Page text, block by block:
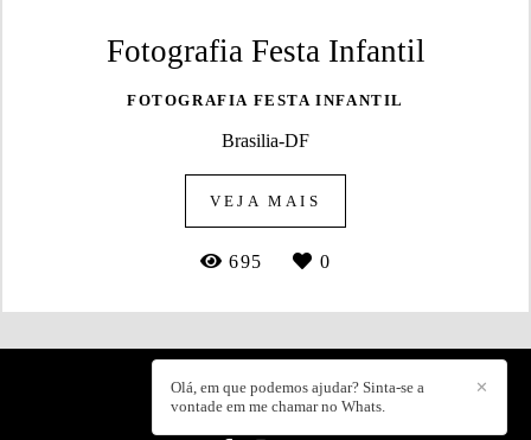
Fotografia Festa Infantil
FOTOGRAFIA FESTA INFANTIL
Brasilia-DF
VEJA MAIS
695 0
CLICK POSE/CONTATO
✕
Olá, em que podemos ajudar? Sinta-se a
vontade em me chamar no Whats.